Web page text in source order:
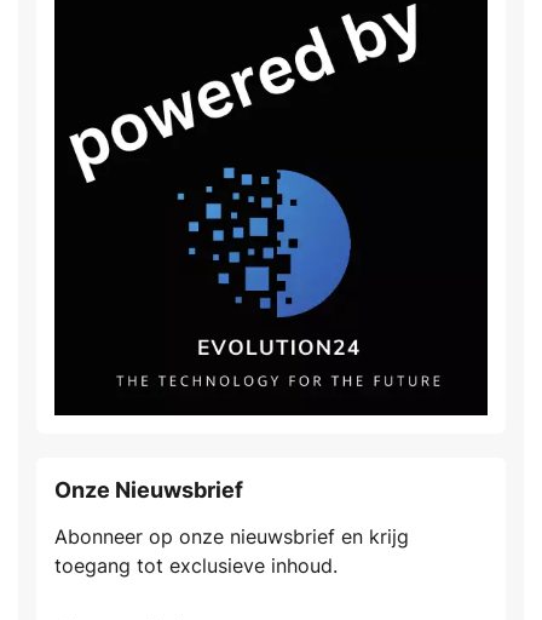
Onze Nieuwsbrief
Abonneer op onze nieuwsbrief en krijg
toegang tot exclusieve inhoud.